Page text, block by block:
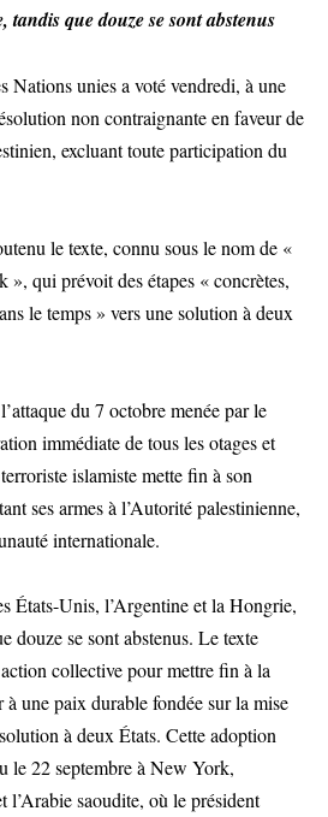
que douze se sont abstenus
Nations unies a voté vendredi, à une
non contraignante en faveur de
excluant toute participation du
le texte, connu sous le nom de «
qui prévoit des étapes « concrètes,
le temps » vers une solution à deux
du 7 octobre menée par le
immédiate de tous les otages et
islamiste mette fin à son
ses armes à l’Autorité palestinienne,
internationale.
États-Unis, l’Argentine et la Hongrie,
douze se sont abstenus. Le texte
collective pour mettre fin à la
à une paix durable fondée sur la mise
à deux États. Cette adoption
le 22 septembre à New York,
l’Arabie saoudite, où le président